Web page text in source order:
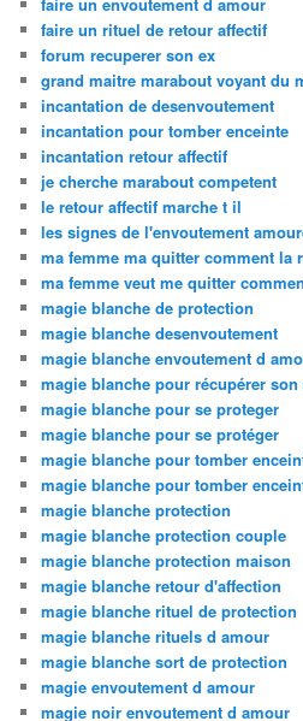
faire un envoutement d amour
faire un rituel de retour affectif
forum recuperer son ex
grand maitre marabout voyant du
incantation de desenvoutement
incantation pour tomber enceinte
incantation retour affectif
je cherche marabout competent
le retour affectif marche t il
les signes de l'envoutement
ma femme ma quitter comment la
ma femme veut me quitter
magie blanche de protection
magie blanche desenvoutement
magie blanche envoutement d
magie blanche pour récupérer son
magie blanche pour se proteger
magie blanche pour se protéger
magie blanche pour tomber
magie blanche pour tomber
magie blanche protection
magie blanche protection couple
magie blanche protection maison
magie blanche retour d'affection
magie blanche rituel de protection
magie blanche rituels d amour
magie blanche sort de protection
magie envoutement d amour
magie noir envoutement d amour